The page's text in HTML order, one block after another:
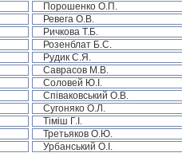
Порошенко О.П.
Ревега О.В.
Ричкова Т.Б.
Розенблат Б.С.
Рудик С.Я.
Саврасов М.В.
Соловей Ю.І.
Співаковський О.В.
Сугоняко О.Л.
Тіміш Г.І.
Третьяков О.Ю.
Урбанський О.І.